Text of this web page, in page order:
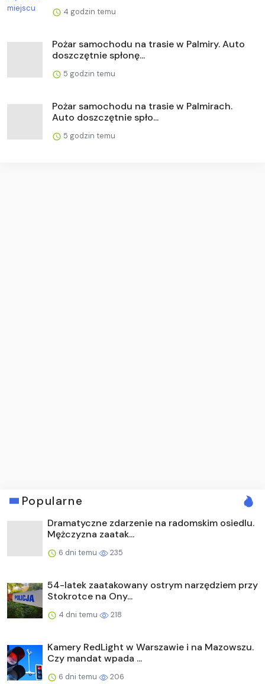
4 godzin temu
Pożar samochodu na trasie w Palmiry. Auto
doszczętnie spłonę...
5 godzin temu
Pożar samochodu na trasie w Palmirach.
Auto doszczętnie spło...
5 godzin temu
Popularne
Dramatyczne zdarzenie na radomskim osiedlu.
Mężczyzna zaatak...
6 dni temu 235
54-latek zaatakowany ostrym narzędziem przy
Stokrotce na Ony...
4 dni temu 218
Kamery RedLight w Warszawie i na Mazowszu.
Czy mandat wpada ...
6 dni temu 206